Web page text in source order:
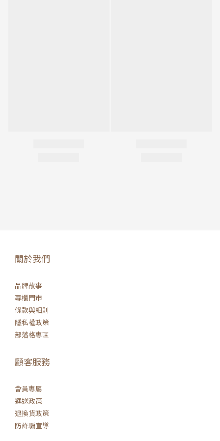
關於我們
品牌故事
專櫃門市
條款與細則
隱私權政策
部落格專區
顧客服務
會員專屬
運送政策
退換貨政策
防詐騙宣導